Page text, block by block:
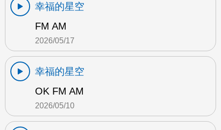
幸福的星空
FM AM
2026/05/17
幸福的星空
OK FM AM
2026/05/10